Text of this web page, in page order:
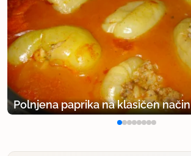
Polnjena paprika na klasičen način